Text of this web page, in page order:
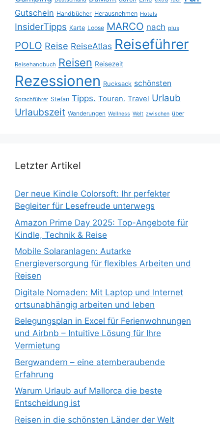
Gutschein Handbücher Herausnehmen Hotels
InsiderTipps Karte Loose MARCO nach plus
POLO Reise ReiseAtlas Reiseführer
Reisehandbuch Reisen Reisezeit
Rezessionen Rucksack schönsten
Sprachführer Stefan Tipps. Touren. Travel Urlaub
Urlaubszeit Wanderungen Wellness Welt zwischen über
Letzter Artikel
Der neue Kindle Colorsoft: Ihr perfekter
Begleiter für Lesefreude unterwegs
Amazon Prime Day 2025: Top-Angebote für
Kindle, Technik & Reise
Mobile Solaranlagen: Autarke
Energieversorgung für flexibles Arbeiten und
Reisen
Digitale Nomaden: Mit Laptop und Internet
ortsunabhängig arbeiten und leben
Belegungsplan in Excel für Ferienwohnungen
und Airbnb – Intuitive Lösung für Ihre
Vermietung
Bergwandern – eine atemberaubende
Erfahrung
Warum Urlaub auf Mallorca die beste
Entscheidung ist
Reisen in die schönsten Länder der Welt